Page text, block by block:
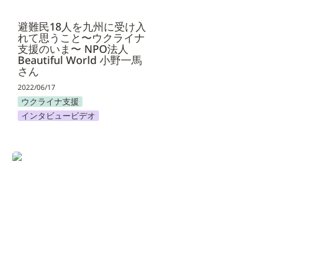
避難民18人を九州に受け入
れて思うこと〜ウクライナ
支援のいま〜 NPO法人
Beautiful World 小野一馬
さん
2022/06/17
ウクライナ支援
インタビュービデオ
Web3とは？Kiara Inc. なりの定